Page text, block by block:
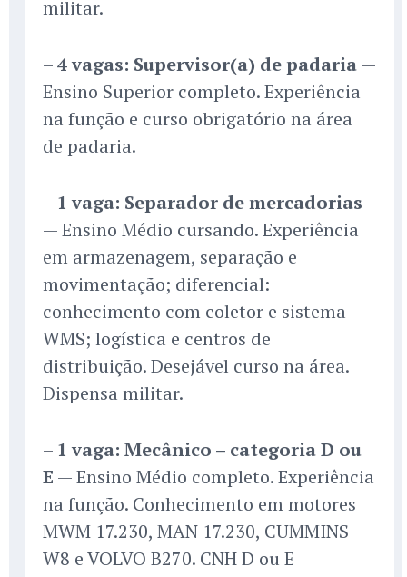
militar.
–4 vagas: Supervisor(a) de padaria—
Ensino Superior completo. Experiência
na função e curso obrigatório na área
de padaria.
– 1 vaga: Separador de mercadorias
— Ensino Médio cursando. Experiência
em armazenagem, separação e
movimentação; diferencial:
conhecimento com coletor e sistema
WMS; logística e centros de
distribuição. Desejável curso na área.
Dispensa militar.
– 1 vaga: Mecânico – categoria D ou
E — Ensino Médio completo. Experiência
na função. Conhecimento em motores
MWM 17.230, MAN 17.230, CUMMINS
W8 e VOLVO B270. CNH D ou E